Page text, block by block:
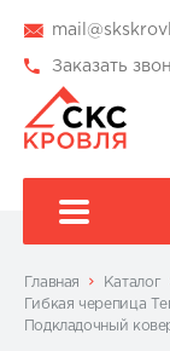
Заказать
Главная Каталог
Гибкая черепица
Подкладочный